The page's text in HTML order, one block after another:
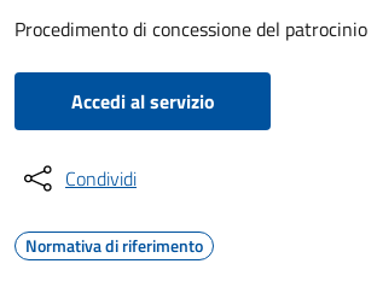
Procedimento di concessione del patrocinio
Accedi al servizio
Condividi
Normativa di riferimento